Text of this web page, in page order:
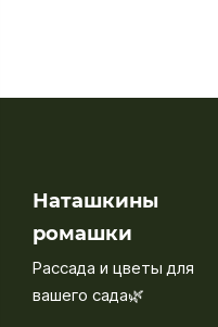
Наташкины
ромашки
Рассада и цветы для
вашего сада🌿